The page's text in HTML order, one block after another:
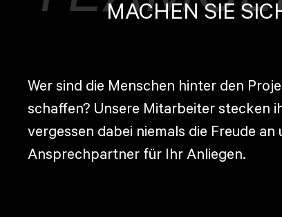
MACHEN SIE
Wer sind die Menschen hinter den
schaffen? Unsere Mitarbeiter stecken
vergessen dabei niemals die Freude
Ansprechpartner für Ihr Anliegen.